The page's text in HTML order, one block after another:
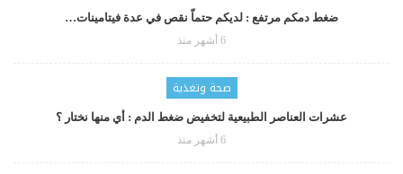
ضغط دمكم مرتفع : لديكم حتماّ نقص في عدة فيتامينات…
6 أشهر منذ
صحة وتغذية
عشرات العناصر الطبيعية لتخفيض ضغط الدم : أي منها نختار ؟
6 أشهر منذ